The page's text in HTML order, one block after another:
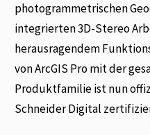
photogrammetrischen
integrierten 3D-Stereo
herausragendem
von ArcGIS Pro mit der
Produktfamilie ist nun
Schneider Digital